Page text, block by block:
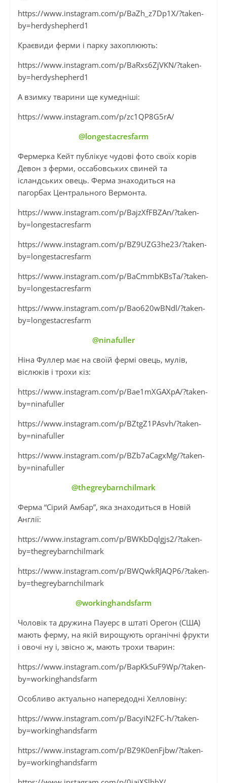
https://www.instagram.com/p/BaZh_z7Dp1X/?taken-
by=herdyshepherd1
Краєвиди ферми і парку захоплюють:
https://www.instagram.com/p/BaRxs6ZjVKN/?taken-
by=herdyshepherd1
А взимку тварини ще кумедніші:
https://www.instagram.com/p/zc1QP8G5rA/
@longestacresfarm
Фермерка Кейт публікує чудові фото своїх корів
Девон з ферми, оссабовських свиней та
ісландських овець. Ферма знаходиться на
пагорбах Центрального Вермонта.
https://www.instagram.com/p/BajzXfFBZAn/?taken-
by=longestacresfarm
https://www.instagram.com/p/BZ9UZG3he23/?taken-
by=longestacresfarm
https://www.instagram.com/p/BaCmmbKBsTa/?taken-
by=longestacresfarm
https://www.instagram.com/p/Bao620wBNdl/?taken-
by=longestacresfarm
@ninafuller
Ніна Фуллер має на своїй фермі овець, мулів,
віслюків і трохи кіз:
https://www.instagram.com/p/Bae1mXGAXpA/?taken-
by=ninafuller
https://www.instagram.com/p/BZtgZ1PAsvh/?taken-
by=ninafuller
https://www.instagram.com/p/BZb7aCagxMg/?taken-
by=ninafuller
@thegreybarnchilmark
Ферма “Сірий Амбар”, яка знаходиться в Новій
Англії:
https://www.instagram.com/p/BWKbDqlgjs2/?taken-
by=thegreybarnchilmark
https://www.instagram.com/p/BWQwkRJAQP6/?taken-
by=thegreybarnchilmark
@workinghandsfarm
Чоловік та дружина Пауерс в штаті Орегон (США)
мають ферму, на якій вирощують органічні фрукти
і овочі ну і, звісно ж, мають трохи тварин:
https://www.instagram.com/p/BapKkSuF9Wp/?taken-
by=workinghandsfarm
Особливо актуально напередодні Хелловіну:
https://www.instagram.com/p/BacyiN2FC-h/?taken-
by=workinghandsfarm
https://www.instagram.com/p/BZ9K0enFjbw/?taken-
by=workinghandsfarm